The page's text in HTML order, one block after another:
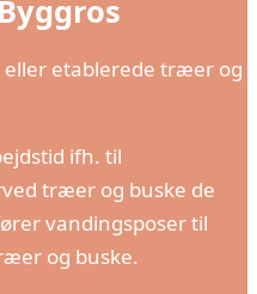
etablerede træer og
ifh. til
træer og buske de
vandingsposer til
og buske.